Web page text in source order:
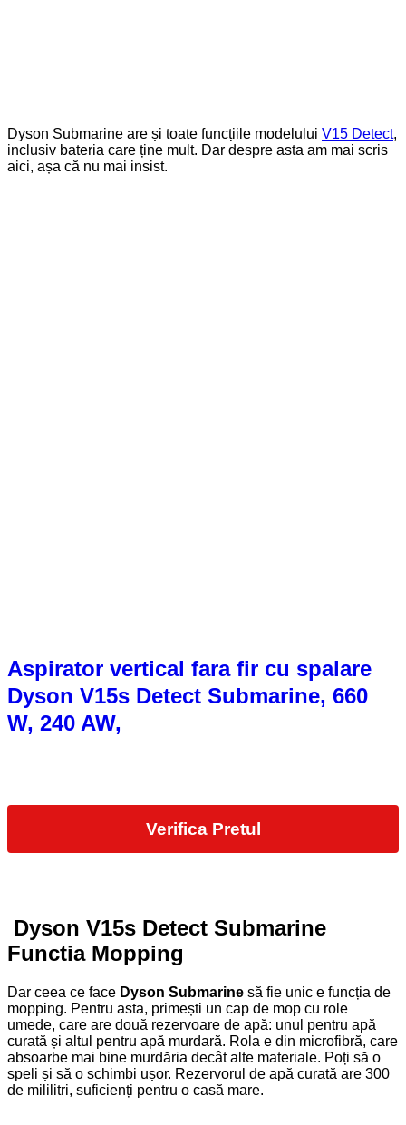
Dyson Submarine are și toate funcțiile modelului V15 Detect,
inclusiv bateria care ține mult. Dar despre asta am mai scris
aici, așa că nu mai insist.
Aspirator vertical fara fir cu spalare
Dyson V15s Detect Submarine, 660
W, 240 AW,
Verifica Pretul
Dyson V15s Detect Submarine
Functia Mopping
Dar ceea ce face Dyson Submarine să fie unic e funcția de
mopping. Pentru asta, primești un cap de mop cu role
umede, care are două rezervoare de apă: unul pentru apă
curată și altul pentru apă murdară. Rola e din microfibră, care
absoarbe mai bine murdăria decât alte materiale. Poți să o
speli și să o schimbi ușor. Rezervorul de apă curată are 300
de mililitri, suficienți pentru o casă mare.